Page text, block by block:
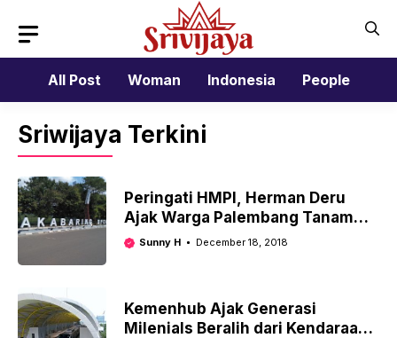
content
All Post
Woman Indonesia People
Sriwijaya Terkini
Peringati HMPI, Herman Deru
Ajak Warga Palembang Tanam
Pohon
Sunny H December 18, 2018
Kemenhub Ajak Generasi
Milenials Beralih dari Kendaraan